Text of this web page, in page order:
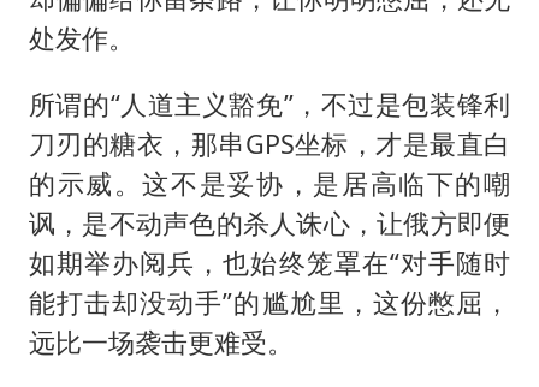
处发作。
所谓的“人道主义豁免”，不过是包装锋利
刀刃的糖衣，那串GPS坐标，才是最直白
的示威。这不是妥协，是居高临下的嘲
讽，是不动声色的杀人诛心，让俄方即便
如期举办阅兵，也始终笼罩在“对手随时
能打击却没动手”的尴尬里，这份憋屈，
远比一场袭击更难受。